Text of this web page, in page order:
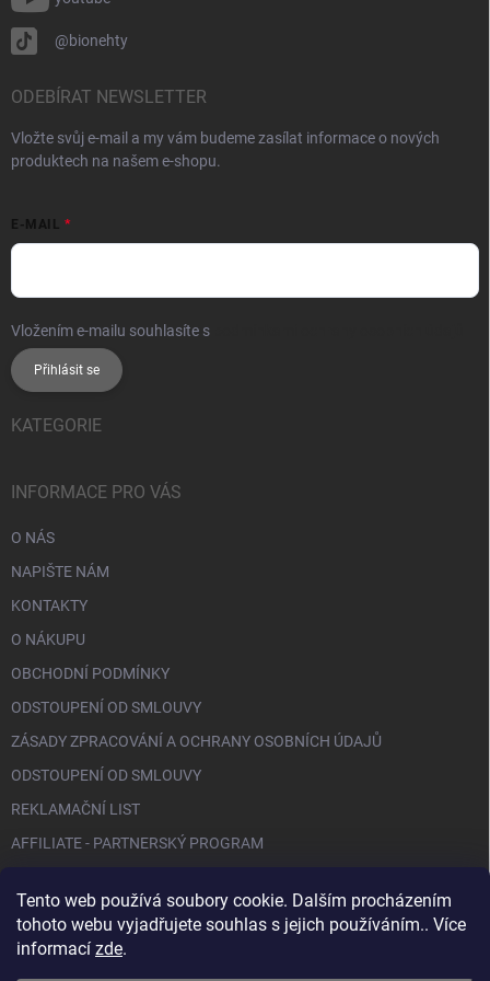
Tento web používá soubory cookie. Dalším procházením
tohoto webu vyjadřujete souhlas s jejich používáním.. Více
informací zde.
@bionehty
ODEBÍRAT NEWSLETTER
Vložte svůj e-mail a my vám budeme zasílat informace o nových
produktech na našem e-shopu.
E-MAIL
Vložením e-mailu souhlasíte s
Přihlásit se
KATEGORIE
INFORMACE PRO VÁS
O NÁS
NAPIŠTE NÁM
KONTAKTY
O NÁKUPU
OBCHODNÍ PODMÍNKY
ODSTOUPENÍ OD SMLOUVY
ZÁSADY ZPRACOVÁNÍ A OCHRANY OSOBNÍCH ÚDAJŮ
ODSTOUPENÍ OD SMLOUVY
REKLAMAČNÍ LIST
AFFILIATE - PARTNERSKÝ PROGRAM
FACEBOOK